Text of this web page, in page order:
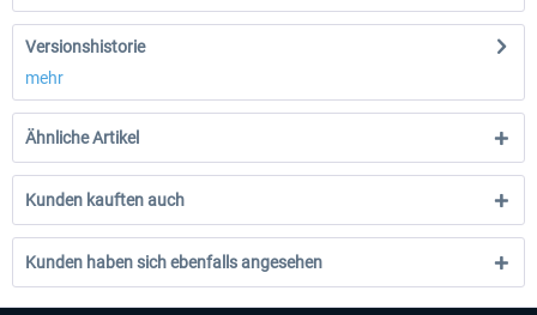
Versionshistorie
mehr
Ähnliche Artikel
Kunden kauften auch
Kunden haben sich ebenfalls angesehen